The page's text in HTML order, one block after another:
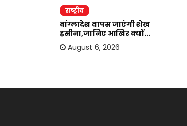
राष्ट्रीय
बांग्लादेश वापस जाएंगी शेख
हसीना,जानिए आखिर क्यों...
August 6, 2026